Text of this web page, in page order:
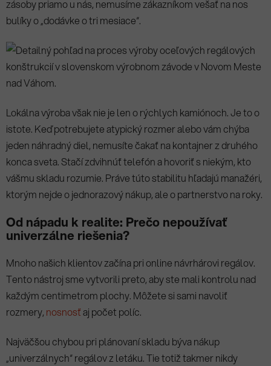
zásoby priamo u nás, nemusíme zákazníkom vešať na nos
bulíky o „dodávke o tri mesiace“.
Lokálna výroba však nie je len o rýchlych kamiónoch. Je to o
istote. Keď potrebujete atypický rozmer alebo vám chýba
jeden náhradný diel, nemusíte čakať na kontajner z druhého
konca sveta. Stačí zdvihnúť telefón a hovoriť s niekým, kto
vášmu skladu rozumie. Práve túto stabilitu hľadajú manažéri,
ktorým nejde o jednorazový nákup, ale o partnerstvo na roky.
Od nápadu k realite: Prečo nepoužívať
univerzálne riešenia?
Mnoho našich klientov začína pri online návrhárovi regálov.
Tento nástroj sme vytvorili preto, aby ste mali kontrolu nad
každým centimetrom plochy. Môžete si sami navoliť
rozmery, nosnosťaj počet políc.
Najväčšou chybou pri plánovaní skladu býva nákup
„univerzálnych“ regálov z letáku. Tie totiž takmer nikdy